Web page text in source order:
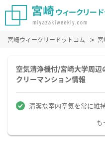
宮崎ウィークリードットコム
空気清浄機付/宮崎大学周
クリーマンション情報
清潔な室内空気を常に維
も